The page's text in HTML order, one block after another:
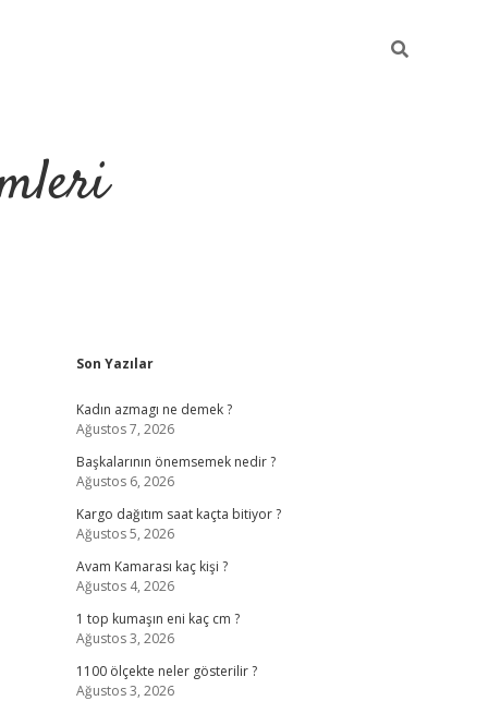
Sidebar
Son Yazılar
Kadın azmagı ne demek ?
Ağustos 7, 2026
Başkalarının önemsemek nedir ?
Ağustos 6, 2026
Kargo dağıtım saat kaçta bitiyor ?
Ağustos 5, 2026
Avam Kamarası kaç kişi ?
Ağustos 4, 2026
1 top kumaşın eni kaç cm ?
Ağustos 3, 2026
1100 ölçekte neler gösterilir ?
Ağustos 3, 2026